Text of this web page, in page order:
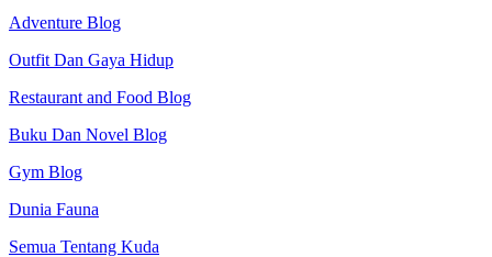
Adventure Blog
Outfit Dan Gaya Hidup
Restaurant and Food Blog
Buku Dan Novel Blog
Gym Blog
Dunia Fauna
Semua Tentang Kuda